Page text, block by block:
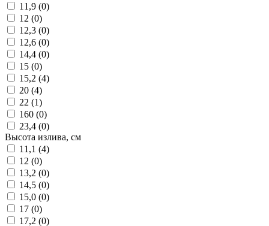
11,9 (0)
12 (0)
12,3 (0)
12,6 (0)
14,4 (0)
15 (0)
15,2 (4)
20 (4)
22 (1)
160 (0)
23,4 (0)
Высота излива, см
11,1 (4)
12 (0)
13,2 (0)
14,5 (0)
15,0 (0)
17 (0)
17,2 (0)